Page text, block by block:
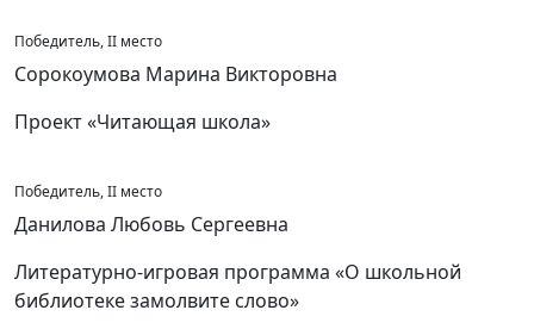
Победитель, II место
Сорокоумова Марина Викторовна
Проект «Читающая школа»
Победитель, II место
Данилова Любовь Сергеевна
Литературно-игровая программа «О школьной
библиотеке замолвите слово»